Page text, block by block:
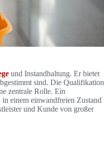
und Instandhaltung. Er bietet
sind. Die Qualifikation
zentrale Rolle. Ein
einem einwandfreien Zustand
und Kunde von großer